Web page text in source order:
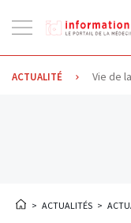
la
navigation
ACTUALITÉ Vie de
> ACTUALITÉS >